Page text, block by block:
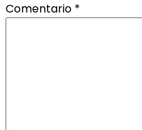
Comentario *